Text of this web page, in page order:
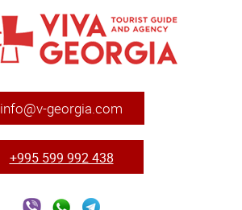
info@v-georgia.com
+995 599 992 438